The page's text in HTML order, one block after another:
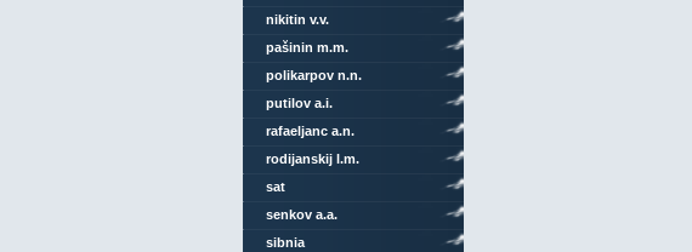
nikitin v.v.
pašinin m.m.
polikarpov n.n.
putilov a.i.
rafaeljanc a.n.
rodijanskij l.m.
sat
senkov a.a.
sibnia